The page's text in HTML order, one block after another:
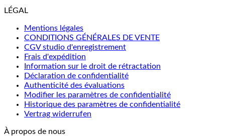
LÉGAL
Mentions légales
CONDITIONS GÉNÉRALES DE VENTE
CGV studio d'enregistrement
Frais d'expédition
Information sur le droit de rétractation
Déclaration de confidentialité
Authenticité des évaluations
Modifier les paramètres de confidentialité
Historique des paramètres de confidentialité
Vertrag widerrufen
À propos de nous